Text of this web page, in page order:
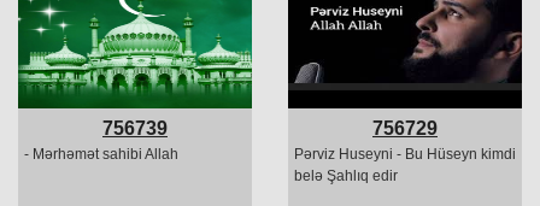
756739
- Mərhəmət sahibi Allah
756729
Pərviz Huseyni - Bu Hüseyn kimdi
belə Şahlıq edir